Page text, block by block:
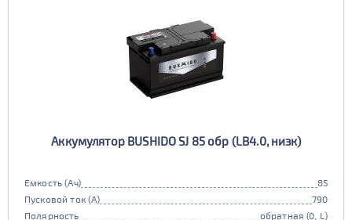
Аккумулятор BUSHIDO SJ 85 обр (LB4.0, низк)
Емкость (Ач)
85
Пусковой ток (А)
790
Полярность
обратная (0, L)